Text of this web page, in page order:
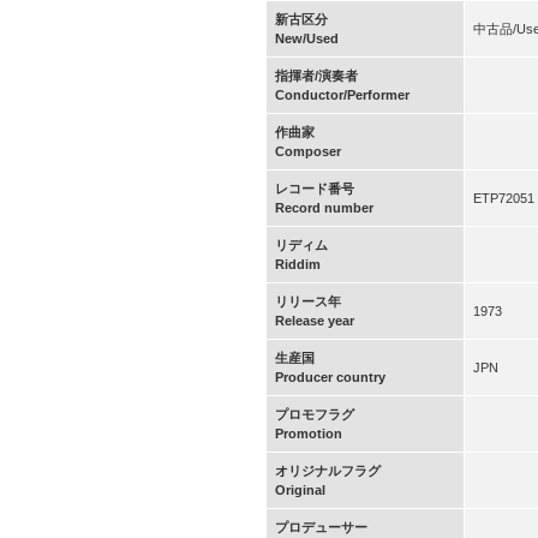
新古区分
New/Used
中古品/
指揮者/演奏者
Conductor/Performer
作曲家
Composer
レコード番号
Record number
ETP72051
リディム
Riddim
リリース年
Release year
1973
生産国
Producer country
JPN
プロモフラグ
Promotion
オリジナルフラグ
Original
プロデューサー